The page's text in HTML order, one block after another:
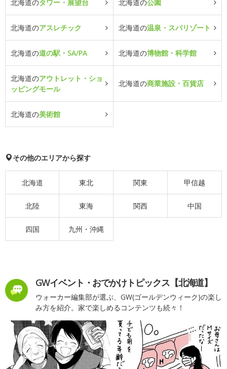
北海道のタワー・展望台 北海道の公園
北海道のアスレチック 北海道の温泉・スパリゾート
北海道の道の駅・SA/PA 北海道の博物館・科学館
北海道のアウトレット・ショ
ッピングモール
北海道の商業施設・百貨店
北海道の美術館
その他のエリアから探す
北海道 東北 関東 甲信越
北陸 東海 関西 中国
四国 九州・沖縄
GWイベント・おでかけトピックス【北海道】
ウォーカー編集部が選ぶ、GW(ゴールデンウィーク)の楽し
み方を紹介。家で楽しめるコンテンツも続々！